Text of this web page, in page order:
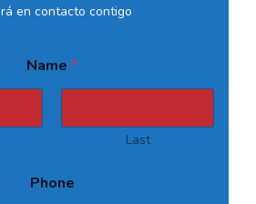
en contacto contigo
Name *
Last
Phone